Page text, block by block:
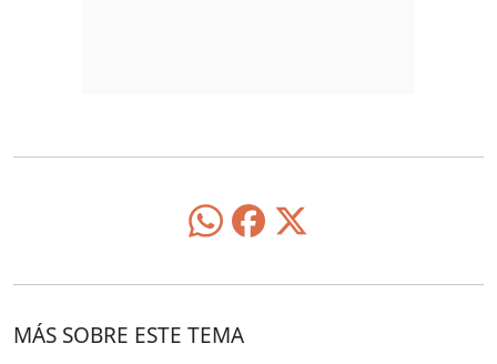
MÁS SOBRE ESTE TEMA